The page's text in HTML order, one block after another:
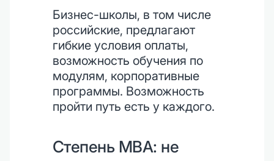
Бизнес-школы, в том числе
российские, предлагают
гибкие условия оплаты,
возможность обучения по
модулям, корпоративные
программы. Возможность
пройти путь есть у каждого.
Степень MBA: не